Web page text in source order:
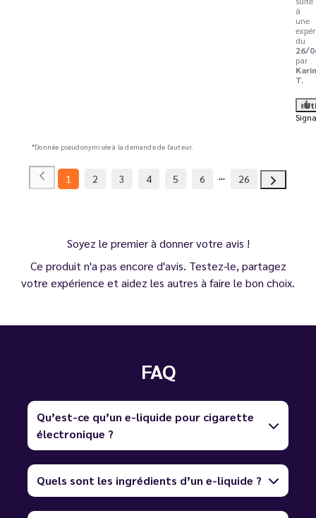
à
une
du
26/
par
T.
*Donnée pseudonymisée à la demande de l'auteur.
1 2 3 4 5 6 26
Soyez le premier à donner votre avis !
Ce produit n'a pas encore d'avis. Testez-le, partagez
votre expérience et aidez les autres à faire le bon choix.
FAQ
Qu’est-ce qu’un e-liquide pour cigarette
électronique ?
Quels sont les ingrédients d’un e-liquide ?